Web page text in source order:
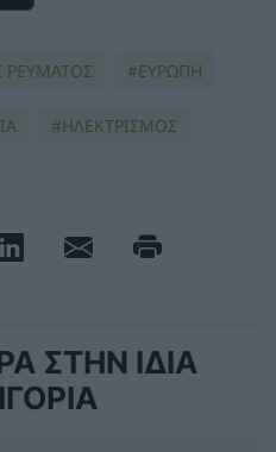
ΡΕΥΜΑΤΟΣ ΕΥΡΩΠΗ
ΗΛΕΚΤΡΙΣΜΟΣ
ΣΤΗΝ ΙΔΙΑ